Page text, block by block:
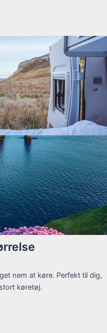
nem at køre. Perfekt til dig,
køretøj.